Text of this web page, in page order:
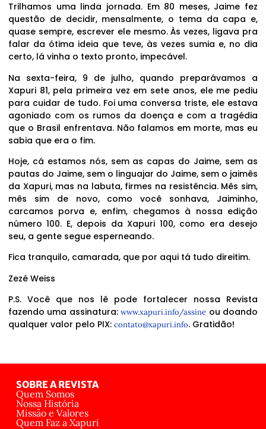
Trilhamos uma linda jornada. Em 80 meses, Jaime fez
questão de decidir, mensalmente, o tema da capa e,
quase sempre, escrever ele mesmo. Às vezes, ligava pra
falar da ótima ideia que teve, às vezes sumia e, no dia
certo, lá vinha o texto pronto, impecável.
Na sexta-feira, 9 de julho, quando preparávamos a
Xapuri 81, pela primeira vez em sete anos, ele me pediu
para cuidar de tudo. Foi uma conversa triste, ele estava
agoniado com os rumos da doença e com a tragédia
que o Brasil enfrentava. Não falamos em morte, mas eu
sabia que era o fim.
Hoje, cá estamos nós, sem as capas do Jaime, sem as
pautas do Jaime, sem o linguajar do Jaime, sem o jaimês
da Xapuri, mas na labuta, firmes na resistência. Mês sim,
mês sim de novo, como você sonhava, Jaiminho,
carcamos porva e, enfim, chegamos à nossa edição
número 100. E, depois da Xapuri 100, como era desejo
seu, a gente segue esperneando.
Fica tranquilo, camarada, que por aqui tá tudo direitim.
Zezé Weiss
P.S. Você que nos lê pode fortalecer nossa Revista
fazendo uma assinatura:www.xapuri.info/assine ou doando
qualquer valor pelo PIX: contato@xapuri.info. Gratidão!
SOBRE A REVISTA
Quem Somos
Nossa História
Missão e Valores
Quem Faz a Xapuri